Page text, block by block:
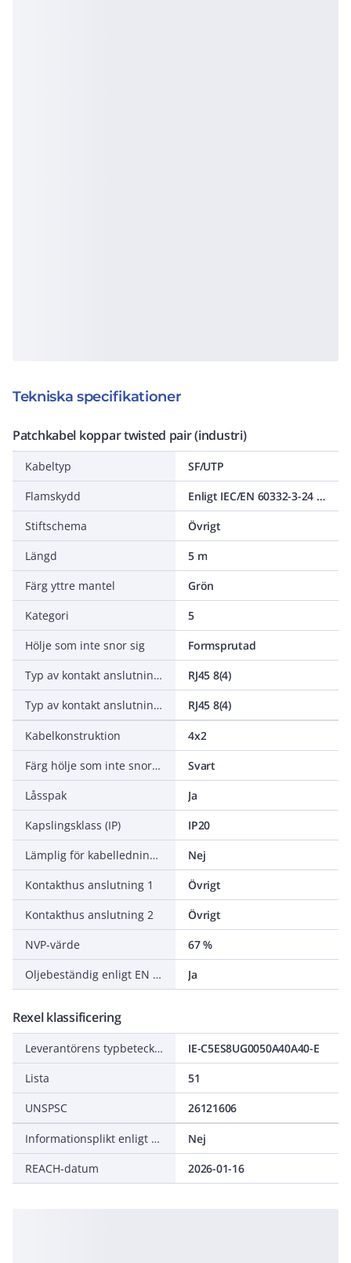
Tekniska specifikationer
Patchkabel koppar twisted pair (industri)
Kabeltyp
SF/UTP
Flamskydd
Enligt IEC/EN 60332-3-24 (F4C)
Stiftschema
Övrigt
Längd
5 m
Färg yttre mantel
Grön
Kategori
5
Hölje som inte snor sig
Formsprutad
Typ av kontakt anslutning 1
RJ45 8(4)
Typ av kontakt anslutning 2
RJ45 8(4)
Kabelkonstruktion
4x2
Färg hölje som inte snor sig
Svart
Låsspak
Ja
Kapslingsklass (IP)
IP20
Lämplig för kabelledningskedja
Nej
Kontakthus anslutning 1
Övrigt
Kontakthus anslutning 2
Övrigt
NVP-värde
67 %
Oljebeständig enligt EN IEC 60811-404
Ja
Rexel klassificering
Leverantörens typbeteckning
IE-C5ES8UG0050A40A40-E
Lista
51
UNSPSC
26121606
Informationsplikt enligt REACH
Nej
REACH-datum
2026-01-16